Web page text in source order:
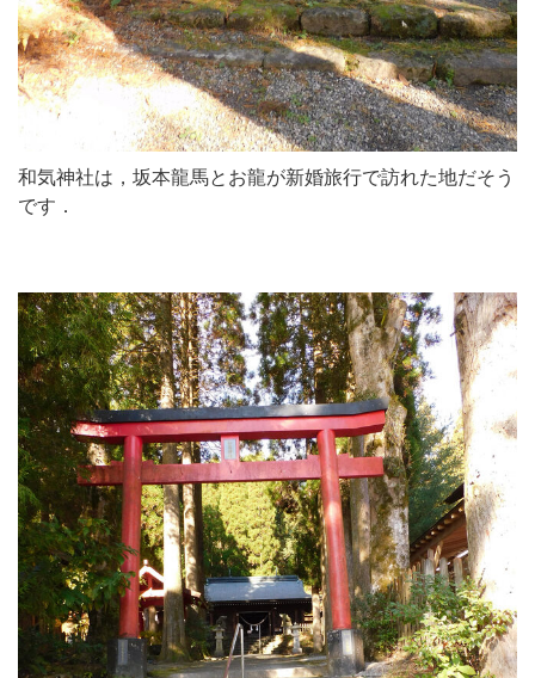
和気神社は，坂本龍馬とお龍が新婚旅行で訪れた地だそう
です．